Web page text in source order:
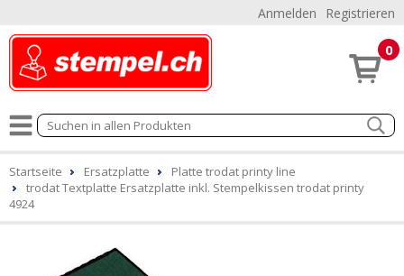
Anmelden Registrieren
0
Startseite Ersatzplatte
Platte trodat printy line
trodat Textplatte Ersatzplatte inkl. Stempelkissen trodat printy
4924